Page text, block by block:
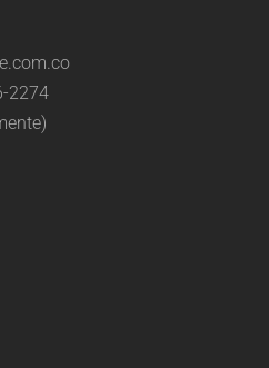
2274